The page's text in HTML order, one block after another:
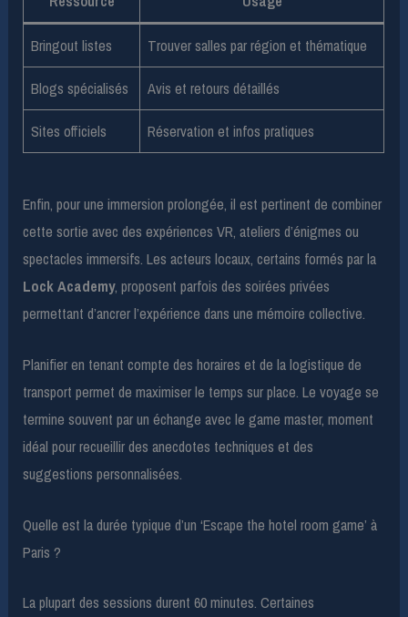
Bringout listes Trouver salles par région et thématique
Blogs spécialisés Avis et retours détaillés
Sites officiels Réservation et infos pratiques
Enfin, pour une immersion prolongée, il est pertinent de combiner
cette sortie avec des expériences VR, ateliers d’énigmes ou
spectacles immersifs. Les acteurs locaux, certains formés par la
Lock Academy, proposent parfois des soirées privées
permettant d’ancrer l’expérience dans une mémoire collective.
Planifier en tenant compte des horaires et de la logistique de
transport permet de maximiser le temps sur place. Le voyage se
termine souvent par un échange avec le game master, moment
idéal pour recueillir des anecdotes techniques et des
suggestions personnalisées.
Quelle est la durée typique d’un ‘Escape the hotel room game’ à
Paris ?
La plupart des sessions durent 60 minutes. Certaines